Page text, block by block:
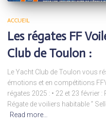
ACCUEIL
Les régates FF
Club de Toulon :
Le Yacht Club de Toulon vous
émotions et en compétitions
régates 2025 : • 22 et 23 février
Régate de voiliers habitable ”
Read more…